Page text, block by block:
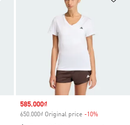
Sale price
585.000₫
650.000₫ Original price -10%